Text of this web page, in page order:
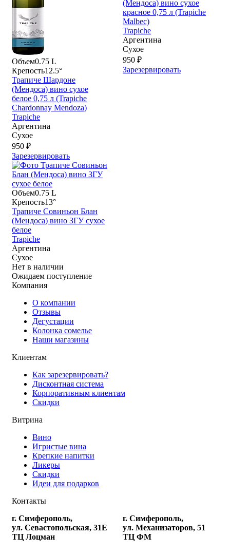
Объем0.75 L
Крепость12.5°
Трапиче Шардоне
(Мендоса) вино сухое
белое 0,75 л (Trapiche
Chardonnay Mendoza)
Trapiche
Аргентина
Сухое
950 ₽
Зарезервировать
(Мендоса) вино сухое
красное 0,75 л (Trapiche
Malbec)
Trapiche
Аргентина
Сухое
950 ₽
Зарезервировать
Объем0.75 L
Крепость13°
Трапиче Совиньон Блан
(Мендоса) вино ЗГУ сухое
белое
Trapiche
Аргентина
Сухое
Нет в наличии
Ожидаем поступление
Компания
О компании
Отзывы
Дегустации
Колонка сомелье
Наши магазины
Клиентам
Как зарезервировать?
Дисконтная система
Корпоративным клиентам
Скидки
Витрина
Вино
Игристые вина
Крепкие напитки
Ликеры
Скидки
Идеи для подарков
Контакты
г. Симферополь,
ул. Севастопольская, 31Е
ТЦ Лоцман
г. Симферополь,
ул. Механизаторов, 51
ТЦ ФМ